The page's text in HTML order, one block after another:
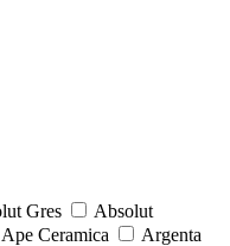
Gres
Absolut
Ape Ceramica
Argenta